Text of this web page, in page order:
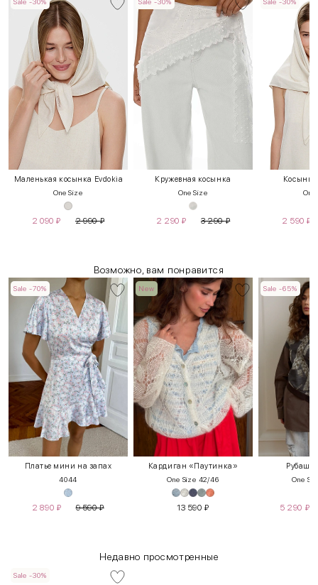
Маленькая косынка Evdokia
One Size
2 090 ₽ 2 990₽
Кружевная косынка
One Size
2 290 ₽ 3 290₽
Косынка
2 590 ₽
Возможно, вам понравится
Sale -70%
Платье мини на запах
4044
2 890 ₽ 9 590₽
New
Кардиган «Паутинка»
One Size 42/46
13 590 ₽
Sale -65%
One
5 290 ₽
Недавно просмотренные
Sale -30%